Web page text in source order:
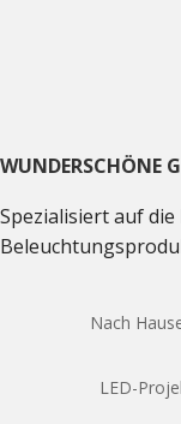
WUNDERSCHÖNE
Spezialisiert auf
Nach
LED-